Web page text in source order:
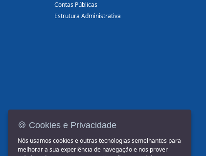
Contas Públicas
Estrutura Administrativa
🍪 Cookies e Privacidade
Nós usamos cookies e outras tecnologias semelhantes para
melhorar a sua experiência de navegação e nos prover